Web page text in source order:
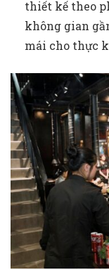
thiết kế theo
không gian
mái cho thực